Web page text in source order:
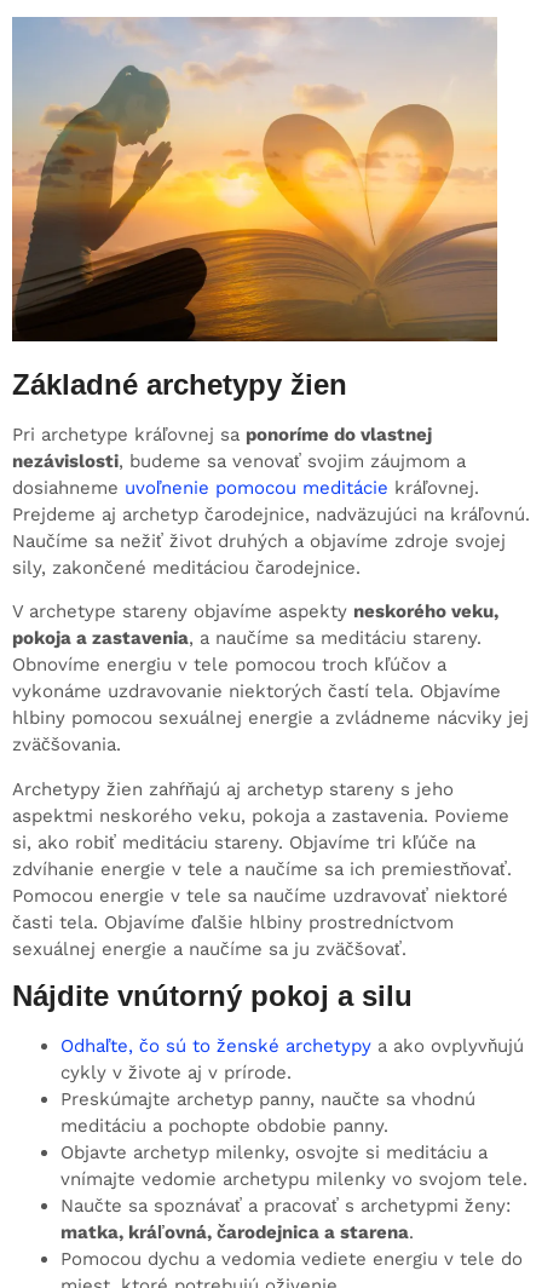
Základné archetypy žien
Pri archetype kráľovnej sa ponoríme do vlastnej
nezávislosti, budeme sa venovať svojim záujmom a
dosiahneme uvoľnenie pomocou meditácie kráľovnej.
Prejdeme aj archetyp čarodejnice, nadväzujúci na kráľovnú.
Naučíme sa nežiť život druhých a objavíme zdroje svojej
sily, zakončené meditáciou čarodejnice.
V archetype stareny objavíme aspekty neskorého veku,
pokoja a zastavenia, a naučíme sa meditáciu stareny.
Obnovíme energiu v tele pomocou troch kľúčov a
vykonáme uzdravovanie niektorých častí tela. Objavíme
hlbiny pomocou sexuálnej energie a zvládneme nácviky jej
zväčšovania.
Archetypy žien zahŕňajú aj archetyp stareny s jeho
aspektmi neskorého veku, pokoja a zastavenia. Povieme
si, ako robiť meditáciu stareny. Objavíme tri kľúče na
zdvíhanie energie v tele a naučíme sa ich premiestňovať.
Pomocou energie v tele sa naučíme uzdravovať niektoré
časti tela. Objavíme ďalšie hlbiny prostredníctvom
sexuálnej energie a naučíme sa ju zväčšovať.
Nájdite vnútorný pokoj a silu
Odhaľte, čo sú to ženské archetypy a ako ovplyvňujú
cykly v živote aj v prírode.
Preskúmajte archetyp panny, naučte sa vhodnú
meditáciu a pochopte obdobie panny.
Objavte archetyp milenky, osvojte si meditáciu a
vnímajte vedomie archetypu milenky vo svojom tele.
Naučte sa spoznávať a pracovať s archetypmi ženy:
matka, kráľovná, čarodejnica a starena.
Pomocou dychu a vedomia vediete energiu v tele do